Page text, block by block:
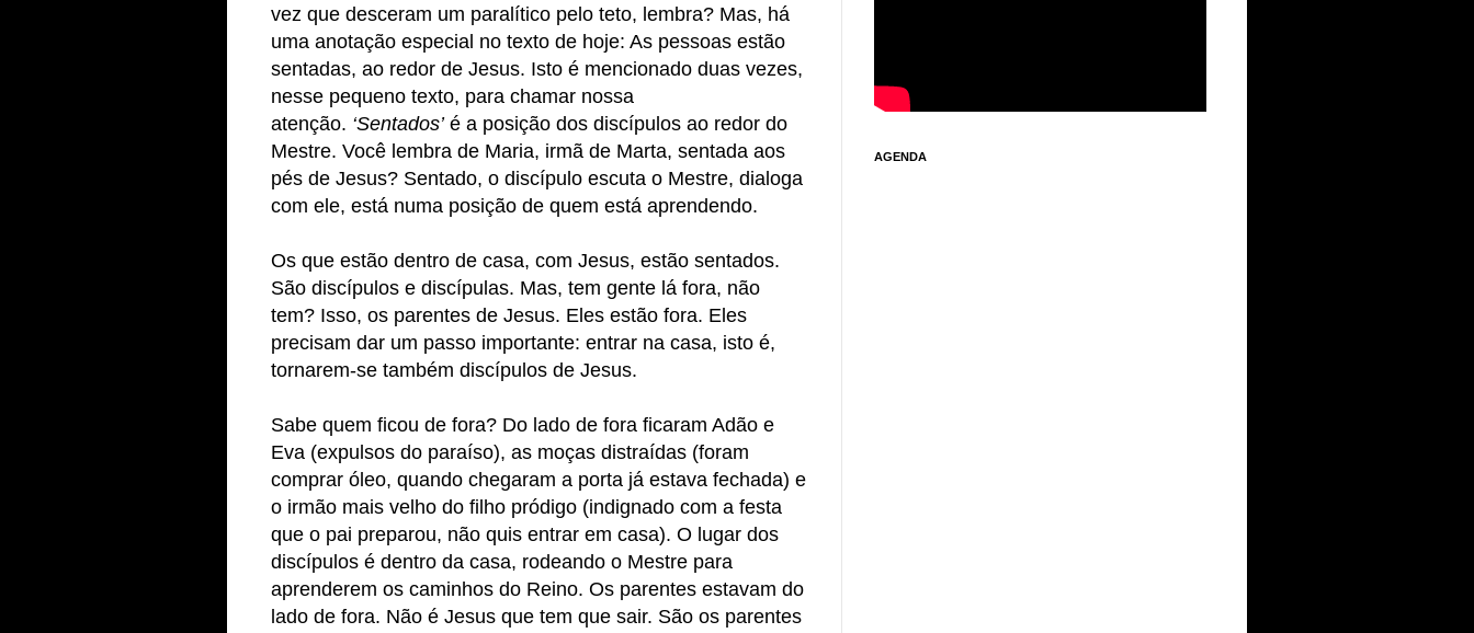
vez que desceram um paralítico pelo teto, lembra? Mas, há
uma anotação especial no texto de hoje: As pessoas estão
sentadas, ao redor de Jesus. Isto é mencionado duas vezes,
nesse pequeno texto, para chamar nossa
atenção. ‘Sentados’é a posição dos discípulos ao redor do
Mestre. Você lembra de Maria, irmã de Marta, sentada aos
pés de Jesus? Sentado, o discípulo escuta o Mestre, dialoga
com ele, está numa posição de quem está aprendendo.
Os que estão dentro de casa, com Jesus, estão sentados.
São discípulos e discípulas. Mas, tem gente lá fora, não
tem? Isso, os parentes de Jesus. Eles estão fora. Eles
precisam dar um passo importante: entrar na casa, isto é,
tornarem-se também discípulos de Jesus.
Sabe quem ficou de fora? Do lado de fora ficaram Adão e
Eva (expulsos do paraíso), as moças distraídas (foram
comprar óleo, quando chegaram a porta já estava fechada) e
o irmão mais velho do filho pródigo (indignado com a festa
que o pai preparou, não quis entrar em casa). O lugar dos
discípulos é dentro da casa, rodeando o Mestre para
aprenderem os caminhos do Reino. Os parentes estavam do
lado de fora. Não é Jesus que tem que sair. São os parentes
AGENDA